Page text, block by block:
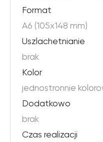
Format
A6 (105x148 mm)
Uszlachetnianie
brak
Kolor
jednostronnie
Dodatkowo
brak
Сzas realizacji